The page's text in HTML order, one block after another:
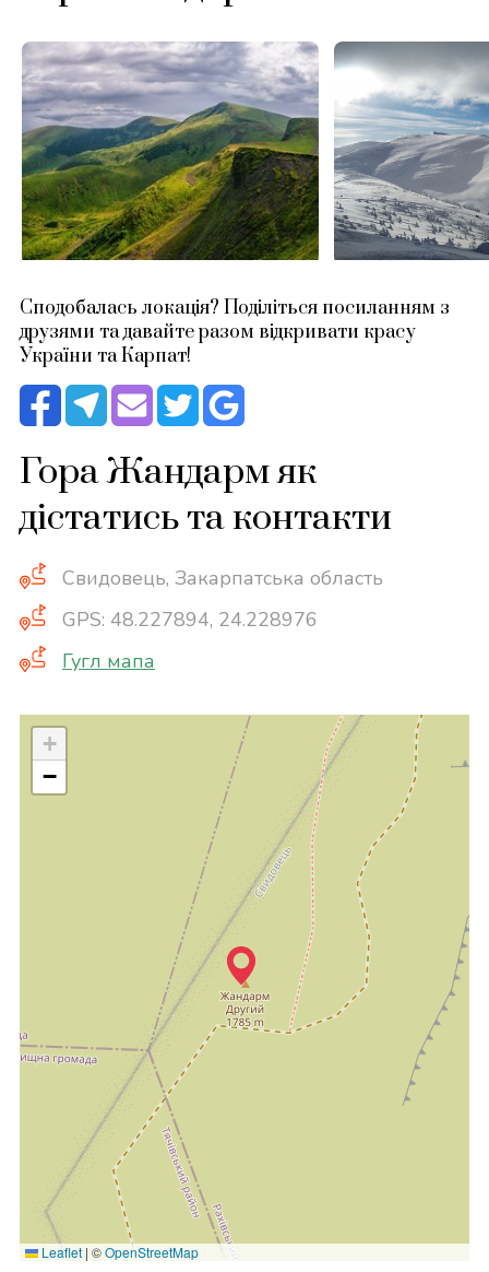
Сподобалась локація? Поділіться посиланням з
друзями та давайте разом відкривати красу
України та Карпат!
Гора Жандарм як
дістатись та контакти
Свидовець, Закарпатська область
GPS: 48.227894, 24.228976
Гугл мапа
+
−
Leaflet | ©OpenStreetMap